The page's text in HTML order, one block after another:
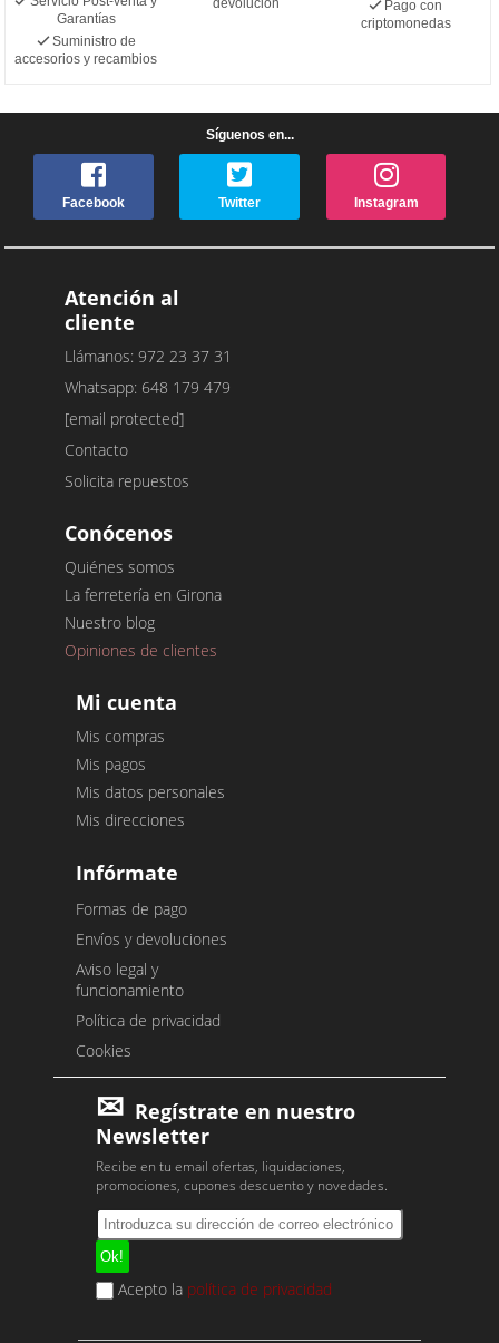
Garantías
Suministro de
accesorios y recambios
Pago con
criptomonedas
Síguenos en...
Facebook Twitter Instagram
Atención al
cliente
Llámanos: 972 23 37 31
Whatsapp: 648 179 479
[email protected]
Contacto
Solicita repuestos
Conócenos
Quiénes somos
La ferretería en Girona
Nuestro blog
Opiniones de clientes
Mi cuenta
Mis compras
Mis pagos
Mis datos personales
Mis direcciones
Infórmate
Formas de pago
Envíos y devoluciones
Aviso legal y
funcionamiento
Política de privacidad
Cookies
Regístrate en nuestro
Newsletter
Recibe en tu email ofertas, liquidaciones,
promociones, cupones descuento y novedades.
Acepto la política de privacidad